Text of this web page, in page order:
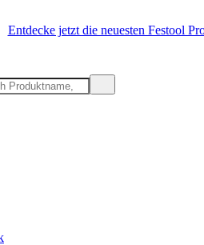
Entdecke jetzt die neuesten Festool